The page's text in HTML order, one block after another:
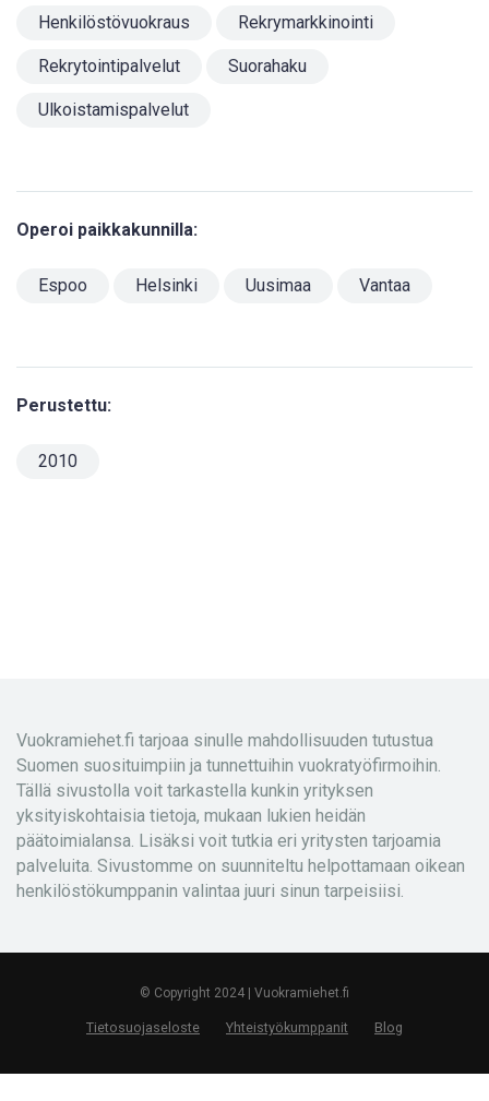
Henkilöstövuokraus Rekrymarkkinointi
Rekrytointipalvelut Suorahaku
Ulkoistamispalvelut
Operoi paikkakunnilla:
Espoo Helsinki Uusimaa Vantaa
Perustettu:
2010
Vuokramiehet.fi tarjoaa sinulle mahdollisuuden tutustua
Suomen suosituimpiin ja tunnettuihin vuokratyöfirmoihin.
Tällä sivustolla voit tarkastella kunkin yrityksen
yksityiskohtaisia tietoja, mukaan lukien heidän
päätoimialansa. Lisäksi voit tutkia eri yritysten tarjoamia
palveluita. Sivustomme on suunniteltu helpottamaan oikean
henkilöstökumppanin valintaa juuri sinun tarpeisiisi.
© Copyright 2024 | Vuokramiehet.fi
Tietosuojaseloste Yhteistyökumppanit Blog